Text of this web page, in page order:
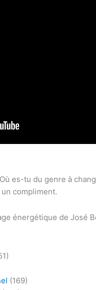
es-tu du genre à
compliment.
énergétique de José
(169)